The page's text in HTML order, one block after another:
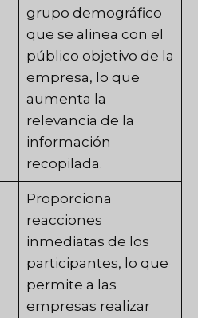
grupo demográfico
que se alinea con el
público objetivo de la
empresa, lo que
aumenta la
relevancia de la
información
recopilada.
Proporciona
reacciones
inmediatas de los
participantes, lo que
permite a las
empresas realizar